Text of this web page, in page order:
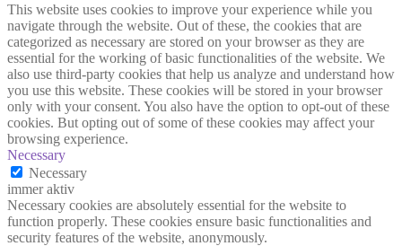
This website uses cookies to improve your experience while you
navigate through the website. Out of these, the cookies that are
categorized as necessary are stored on your browser as they are
essential for the working of basic functionalities of the website. We
also use third-party cookies that help us analyze and understand how
you use this website. These cookies will be stored in your browser
only with your consent. You also have the option to opt-out of these
cookies. But opting out of some of these cookies may affect your
browsing experience.
Necessary
Necessary
immer aktiv
Necessary cookies are absolutely essential for the website to
function properly. These cookies ensure basic functionalities and
security features of the website, anonymously.